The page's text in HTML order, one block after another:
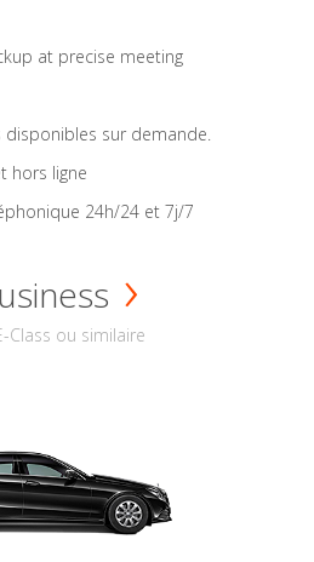
at precise meeting
disponibles sur demande.
hors ligne
24h/24 et 7j/7
Class ou similaire